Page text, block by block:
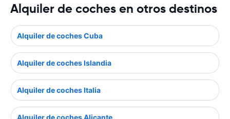
Alquiler de coches en otros destinos
Alquiler de coches Cuba
Alquiler de coches Islandia
Alquiler de coches Italia
Alquiler de coches Alicante